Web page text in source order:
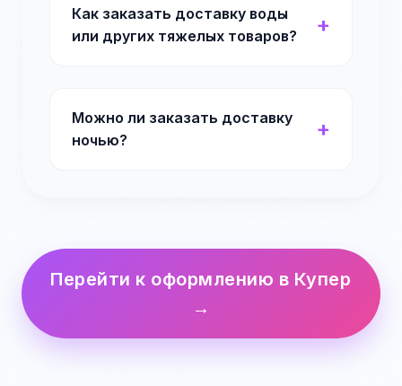
Как заказать доставку воды
или других тяжелых товаров?
Можно ли заказать доставку
ночью?
Перейти к оформлению в Купер
→